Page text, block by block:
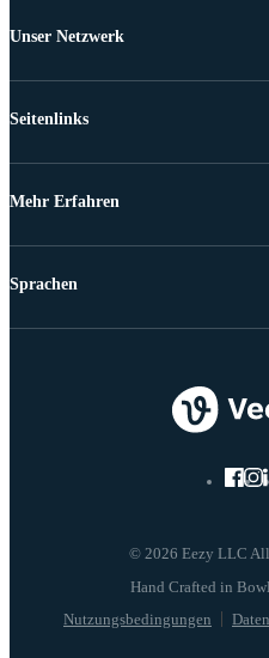
Unser Netzwerk
Seitenlinks
Mehr Erfahren
© 2026 Eezy LLC
Nutzungsbedingungen
Sprachen